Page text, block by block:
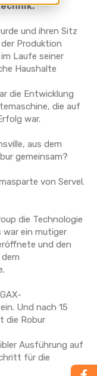
und ihren Sitz
Produktion
Laufe seiner
Haushalte
die Entwicklung
die auf
war.
aus dem
gemeinsam?
von Servel.
die Technologie
war ein mutiger
und den
Und nach 15
die Robur
Ausführung auf
für die